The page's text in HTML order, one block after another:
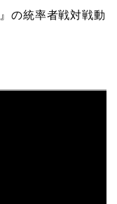
の統率者戦対戦動